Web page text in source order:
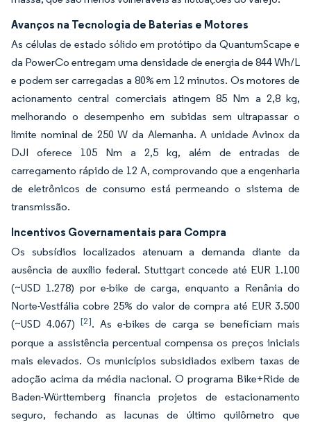
Avanços na Tecnologia de Baterias e Motores
As células de estado sólido em protótipo da QuantumScape e
da PowerCo entregam uma densidade de energia de 844 Wh/L
e podem ser carregadas a 80% em 12 minutos. Os motores de
acionamento central comerciais atingem 85 Nm a 2,8 kg,
melhorando o desempenho em subidas sem ultrapassar o
limite nominal de 250 W da Alemanha. A unidade Avinox da
DJI oferece 105 Nm a 2,5 kg, além de entradas de
carregamento rápido de 12 A, comprovando que a engenharia
de eletrônicos de consumo está permeando o sistema de
transmissão.
Incentivos Governamentais para Compra
Os subsídios localizados atenuam a demanda diante da
ausência de auxílio federal. Stuttgart concede até EUR 1.100
(~USD 1.278) por e-bike de carga, enquanto a Renânia do
Norte-Vestfália cobre 25% do valor de compra até EUR 3.500
(~USD 4.067) [2]. As e-bikes de carga se beneficiam mais
porque a assistência percentual compensa os preços iniciais
mais elevados. Os municípios subsidiados exibem taxas de
adoção acima da média nacional. O programa Bike+Ride de
Baden-Württemberg financia projetos de estacionamento
seguro, fechando as lacunas de último quilômetro que